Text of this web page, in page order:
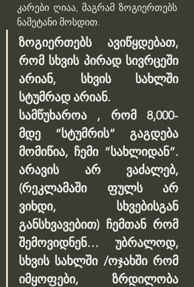
კარები ღიაა, მაგრამ ზოგიერთებს
ნამეტანი მოსდით.
ზოგიერთებს ავიწყდებათ,
რომ სხვის პირად სივრცეში
არიან, სხვის სახლში
სტუმრად არიან.
სამწუხაროა , რომ 8,000-
მდე “სტუმრის” გაგდება
მომიწია, ჩემი “სახლიდან”.
არავის არ ვაძალებ,
(რეკლამაში ფულს არ
ვიხდი, სხვებისგან
განსხვავებით) ჩემთან რომ
შემოვიდნენ… უბრალოდ,
სხვის სახლში /ოჯახში რომ
იმყოფები, ზრდილობა